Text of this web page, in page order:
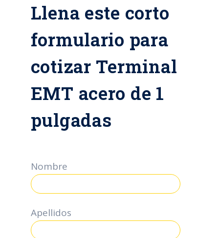
Llena este corto
formulario para
cotizar Terminal
EMT acero de 1
pulgadas
Nombre
Apellidos